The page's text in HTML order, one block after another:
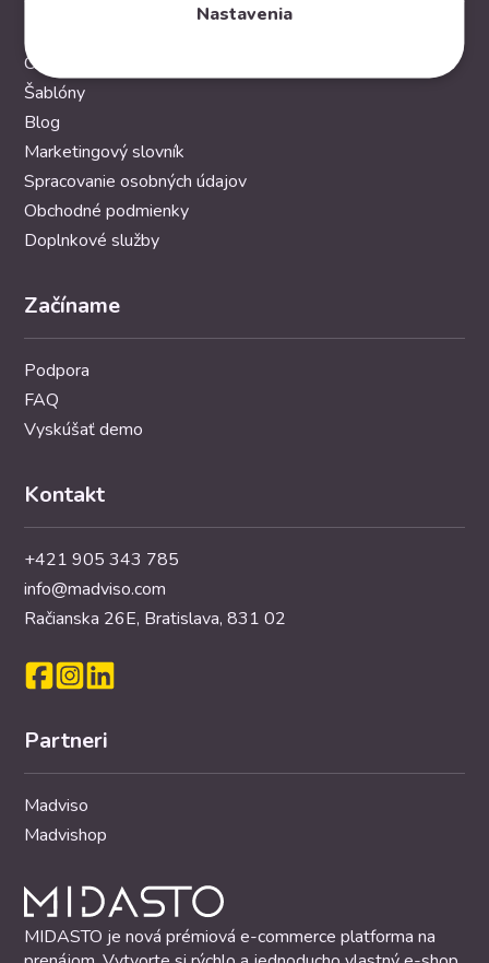
Nastavenia
Cenník
Šablóny
Blog
Marketingový slovník
Spracovanie osobných údajov
Obchodné podmienky
Doplnkové služby
Začíname
Podpora
FAQ
Vyskúšať demo
Kontakt
+421 905 343 785
info@madviso.com
Račianska 26E, Bratislava, 831 02
Partneri
Madviso
Madvishop
MIDASTO je nová prémiová e-commerce platforma na